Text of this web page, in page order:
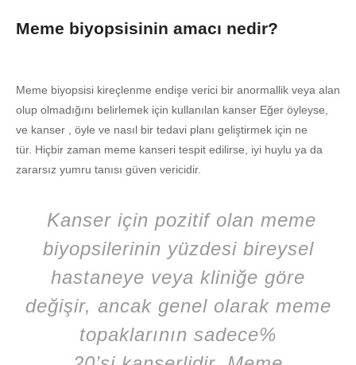
Meme biyopsisinin amacı nedir?
Meme biyopsisi kireçlenme endişe verici bir anormallik veya alan
olup olmadığını belirlemek için kullanılan kanser Eğer öyleyse,
ve kanser , öyle ve nasıl bir tedavi planı geliştirmek için ne
tür. Hiçbir zaman meme kanseri tespit edilirse, iyi huylu ya da
zararsız yumru tanısı güven vericidir.
Kanser için pozitif olan meme
biyopsilerinin yüzdesi bireysel
hastaneye veya kliniğe göre
değişir, ancak genel olarak meme
topaklarının sadece%